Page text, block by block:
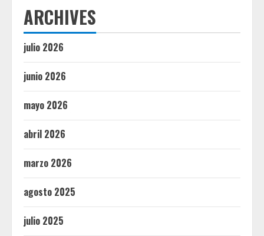
ARCHIVES
julio 2026
junio 2026
mayo 2026
abril 2026
marzo 2026
agosto 2025
julio 2025